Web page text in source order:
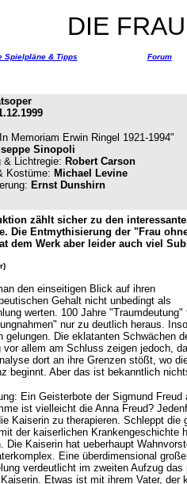
DIE
Spielpläne & Tipps Forum
Memoriam Erwin Ringel 1921-1994"
Sinopoli
& Lichtregie: Robert Carson
Kostüme: Michael Levine
Ernst Dunshirn
zählt sicher zu den
Die Entmythisierung der "Frau
dem Werk aber leider auch viel
den einseitigen Blick auf ihren
Gehalt nicht unbedingt als
werten. 100 Jahre "Traumdeutung"
nur zu deutlich heraus.
gelungen. Die eklatanten Schwächen
vor allem am Schluss zeigen jedoch,
dort an ihre Grenzen stößt, wo
beginnt. Aber das ist bekanntlich
Ein Geisterbote der Sigmund Freud
ist vielleicht die Anna Freud?
Kaiserin zu therapieren. Schleppt die
der kaiserlichen Krankengeschichte
Die Kaiserin hat ueberhaupt
Eine überdimensional große
verdeutlicht im zweiten Aufzug
Etwas ist mit ihrem Vater, der